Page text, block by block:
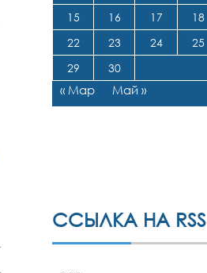
15
16 17 18
22
23 24 25
29
30
« Мар Май »
ССЫЛКА НА RSS